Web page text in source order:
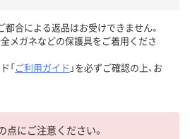
都合による返品はお受けできません。
メガネなどの保護具をご着用くださ
「ご利用ガイド 」を必ずご確認の上、お
点にご注意ください。